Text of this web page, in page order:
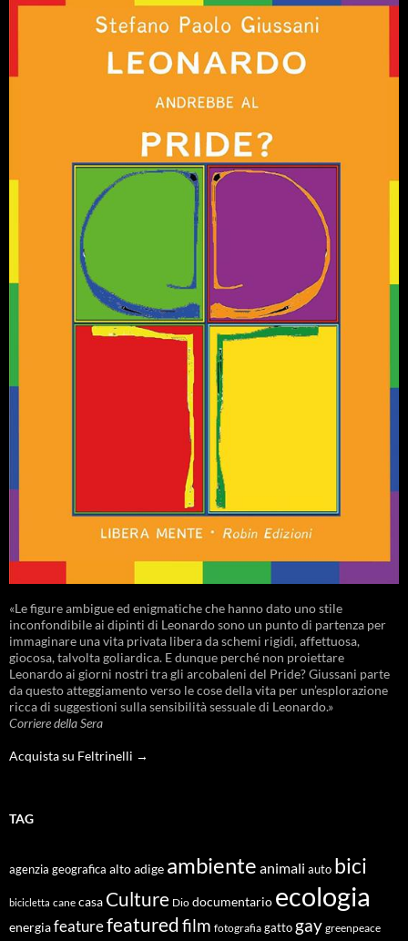
«Le figure ambigue ed enigmatiche che hanno dato uno stile
inconfondibile ai dipinti di Leonardo sono un punto di partenza per
immaginare una vita privata libera da schemi rigidi, affettuosa,
giocosa, talvolta goliardica. E dunque perché non proiettare
Leonardo ai giorni nostri tra gli arcobaleni del Pride? Giussani parte
da questo atteggiamento verso le cose della vita per un’esplorazione
ricca di suggestioni sulla sensibilità sessuale di Leonardo.»
Corriere della Sera
Acquista su Feltrinelli →
TAG
agenzia geografica alto adige ambiente animali auto bici
bicicletta cane casa Culture Dio documentario ecologia
energiafeaturefeaturedfilm fotografia gatto gay greenpeace